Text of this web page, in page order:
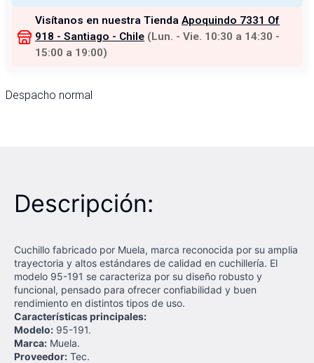
Visítanos en nuestra Tienda Apoquindo 7331 Of
918 - Santiago - Chile (Lun. - Vie. 10:30 a 14:30 -
15:00 a 19:00)
Despacho normal
Descripción:
Cuchillo fabricado por Muela, marca reconocida por su amplia
trayectoria y altos estándares de calidad en cuchillería. El
modelo 95-191 se caracteriza por su diseño robusto y
funcional, pensado para ofrecer confiabilidad y buen
rendimiento en distintos tipos de uso.
Características principales:
Modelo: 95-191.
Marca: Muela.
Proveedor: Tec.